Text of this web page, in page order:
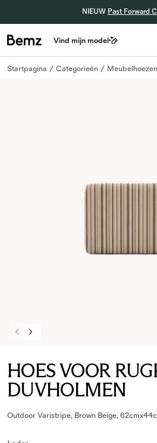
NIEUW Past Forward
Vind mijn model
Startpagina Categorieën Meubelhoezen
HOES VOOR
DUVHOLMEN
Outdoor Varistripe, Brown Beige,